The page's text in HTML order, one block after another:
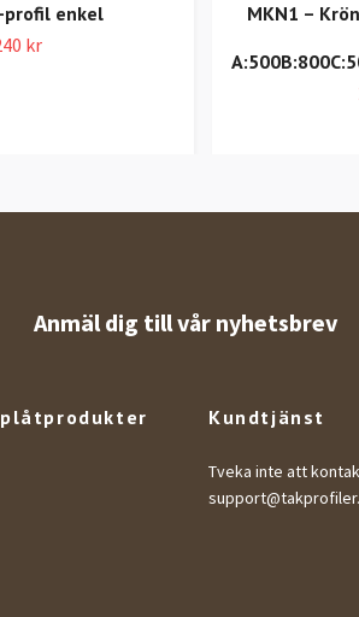
profil enkel
kr
MKN1 –
Anmäl dig till vår nyhetsbrev
Kundtjänst
Tveka inte att